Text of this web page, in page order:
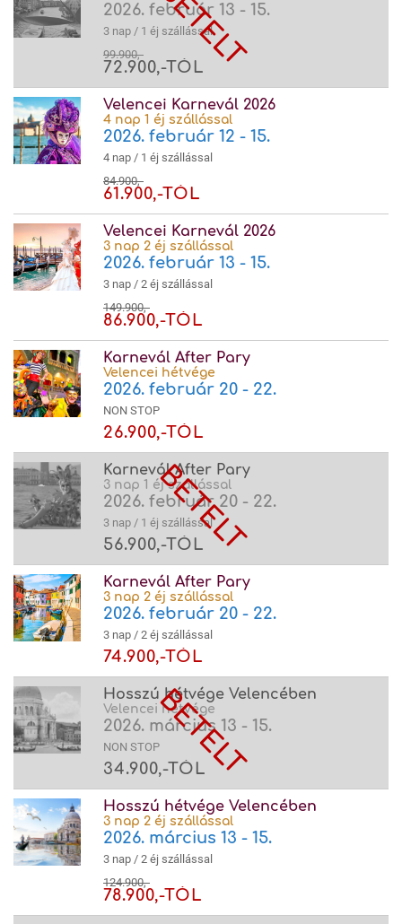
2026. február 13 - 15.
3 nap / 1 éj szállással
99.900,-
72.900,-TÓL
Velencei Karnevál 2026
4 nap 1 éj szállással
2026. február 12 - 15.
4 nap / 1 éj szállással
84.900,-
61.900,-TÓL
Velencei Karnevál 2026
3 nap 2 éj szállással
2026. február 13 - 15.
3 nap / 2 éj szállással
149.900,-
86.900,-TÓL
Karnevál After Pary
Velencei hétvége
2026. február 20 - 22.
NON STOP
26.900,-TÓL
Karnevál After Pary
3 nap 1 éj szállással
2026. február 20 - 22.
3 nap / 1 éj szállással
56.900,-TÓL
Karnevál After Pary
3 nap 2 éj szállással
2026. február 20 - 22.
3 nap / 2 éj szállással
74.900,-TÓL
Hosszú hétvége Velencében
Velencei hétvége
2026. március 13 - 15.
NON STOP
34.900,-TÓL
Hosszú hétvége Velencében
3 nap 2 éj szállással
2026. március 13 - 15.
3 nap / 2 éj szállással
124.900,-
78.900,-TÓL